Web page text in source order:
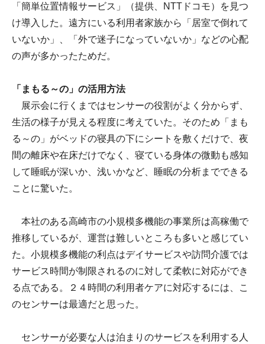
「簡単位置情報サービス」（提供、NTTドコモ）を見つ
け導入した。遠方にいる利用者家族から「居室で倒れて
いないか」、「外で迷子になっていないか」などの心配
の声が多かったためだ。
「まもる～の」の活用方法
展示会に行くまではセンサーの役割がよく分からず、
生活の様子が見える程度に考えていた。そのため「まも
る～の」がベッドの寝具の下にシートを敷くだけで、夜
間の離床や在床だけでなく、寝ている身体の微動も感知
して睡眠が深いか、浅いかなど、睡眠の分析までできる
ことに驚いた。
本社のある高崎市の小規模多機能の事業所は高稼働で
推移しているが、運営は難しいところも多いと感じてい
た。小規模多機能の利点はデイサービスや訪問介護では
サービス時間が制限されるのに対して柔軟に対応ができ
る点である。２４時間の利用者ケアに対応するには、こ
のセンサーは最適だと思った。
センサーが必要な人は泊まりのサービスを利用する人